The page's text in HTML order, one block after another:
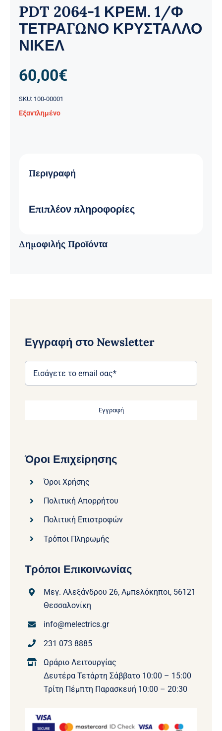
PDT 2064-1 ΚΡΕΜ. 1/Φ
ΤΕΤΡΑΓΩΝΟ ΚΡΥΣΤΑΛΛΟ
ΝΙΚΕΛ
60,00€
SKU: 100-00001
Εξαντλημένο
Περιγραφή
Επιπλέον πληροφορίες
Δημοφιλής Προϊόντα
Εγγραφή στο Newsletter
Εγγραφή
Όροι Επιχείρησης
Όροι Χρήσης
Πολιτική Απορρήτου
Πολιτική Επιστροφών
Τρόποι Πληρωμής
Τρόποι Επικοινωνίας
Μεγ. Αλεξάνδρου 26, Αμπελόκηποι, 56121
Θεσσαλονίκη
info@melectrics.gr
231 073 8885
Ωράριο Λειτουργίας
Δευτέρα Τετάρτη Σάββατο 10:00 – 15:00
Τρίτη Πέμπτη Παρασκευή 10:00 – 20:30